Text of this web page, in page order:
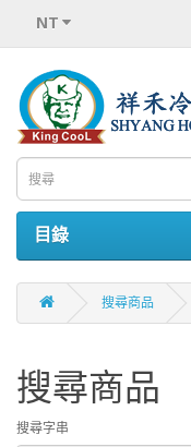
NT
目錄
搜尋商品
搜尋商品
搜尋字串